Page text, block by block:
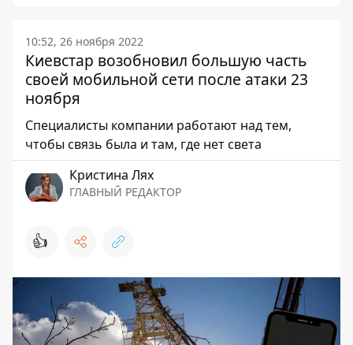
10:52, 26 ноября 2022
Киевстар возобновил большую часть
своей мобильной сети после атаки 23
ноября
Специалисты компании работают над тем,
чтобы связь была и там, где нет света
Кристина Лях
ГЛАВНЫЙ РЕДАКТОР
👍